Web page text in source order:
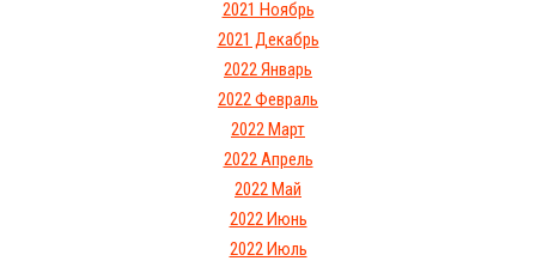
2021 Ноябрь
2021 Декабрь
2022 Январь
2022 Февраль
2022 Март
2022 Апрель
2022 Май
2022 Июнь
2022 Июль